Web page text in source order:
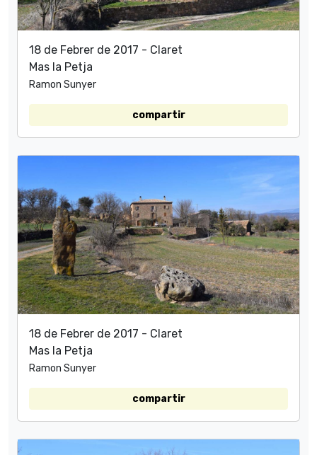
18 de Febrer de 2017 - Claret
Mas la Petja
Ramon Sunyer
compartir
18 de Febrer de 2017 - Claret
Mas la Petja
Ramon Sunyer
compartir